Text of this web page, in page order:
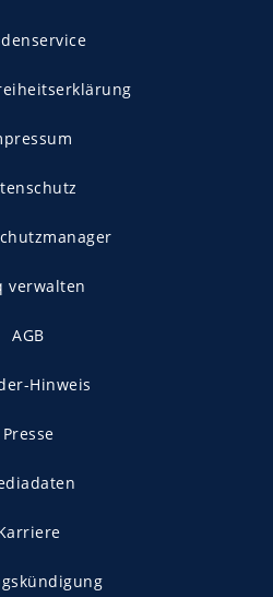
verwalten
AGB
Hinweis
Presse